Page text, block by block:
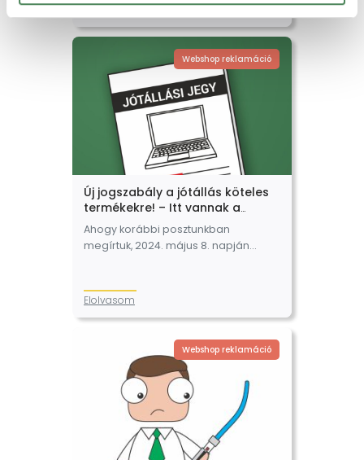
visszatérő kérdések azzal
kapcsolatosak tapasztalataink
szerint, hogy milyen kötelezettségei…
Elolvasom
Webshop reklamáció
Új jogszabály a jótállás köteles
termékekre! – Itt vannak a
kibővített jótállás köteles
termékkategóriák
Ahogy korábbi posztunkban
megírtuk, 2024. május 8. napján
(továbbiakban: Korm. rendelet),
Elolvasom
Webshop reklamáció